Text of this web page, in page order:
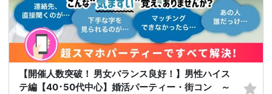
【開催人数突破！ 男女バランス良好！】男性ハイス
テ編【40･50代中心】婚活パーティー・街コン ～